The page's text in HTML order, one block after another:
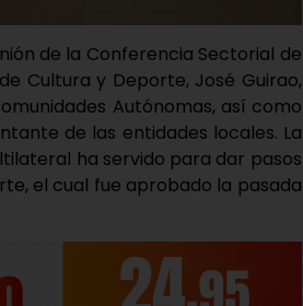
de la Conferencia Sectorial de
Cultura y Deporte, José Guirao,
Autónomas, así como
de las entidades locales. La
ha servido para dar pasos
el cual fue aprobado la pasada